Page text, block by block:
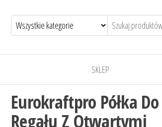
SKLEP
Eurokraftpro Półka Do
Regału Z Otwartymi